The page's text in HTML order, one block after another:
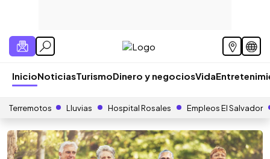
InicioNoticiasTurismoDinero y negociosVida
Terremotos Lluvias Hospital Rosales Empleos El Salvador